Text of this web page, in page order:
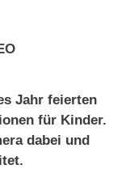
Jahr feierten
für Kinder.
dabei und